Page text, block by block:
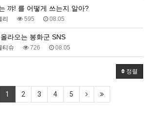
꺄! 를 어떻게 쓰는지 알아?
리 595 08.05
라오는 봉화군 SNS
티슈 726 08.05
정렬
1 2 3 4 5